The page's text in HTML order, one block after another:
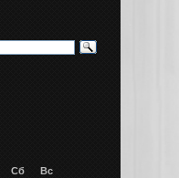
Сб
Вс